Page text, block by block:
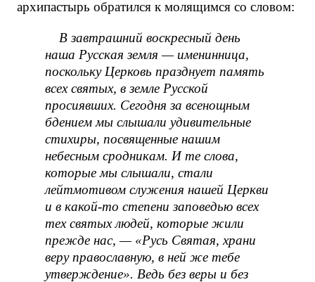
архипастырь обратился к молящимся со словом:
В завтрашний воскресный день
наша Русская земля — именинница,
поскольку Церковь празднует память
всех святых, в земле Русской
просиявших. Сегодня за всенощным
бдением мы слышали удивительные
стихиры, посвященные нашим
небесным сродникам. И те слова,
которые мы слышали, стали
лейтмотивом служения нашей Церкви
и в какой-то степени заповедью всех
тех святых людей, которые жили
прежде нас, — «Русь Святая, храни
веру православную, в ней же тебе
утверждение». Ведь без веры и без